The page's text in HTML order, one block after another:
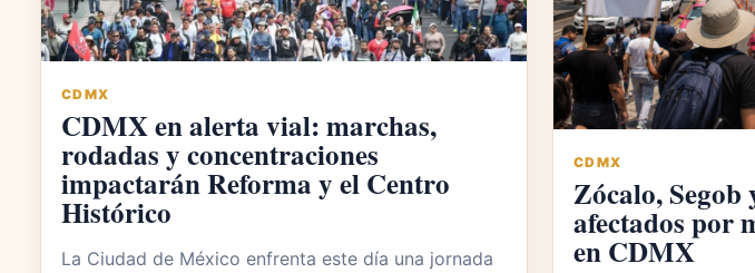
CDMX
CDMX en alerta vial: marchas,
rodadas y concentraciones
impactarán Reforma y el Centro
Histórico
La Ciudad de México enfrenta este día una jornada
CDMX
Zócalo, Segob
afectados por
en CDMX